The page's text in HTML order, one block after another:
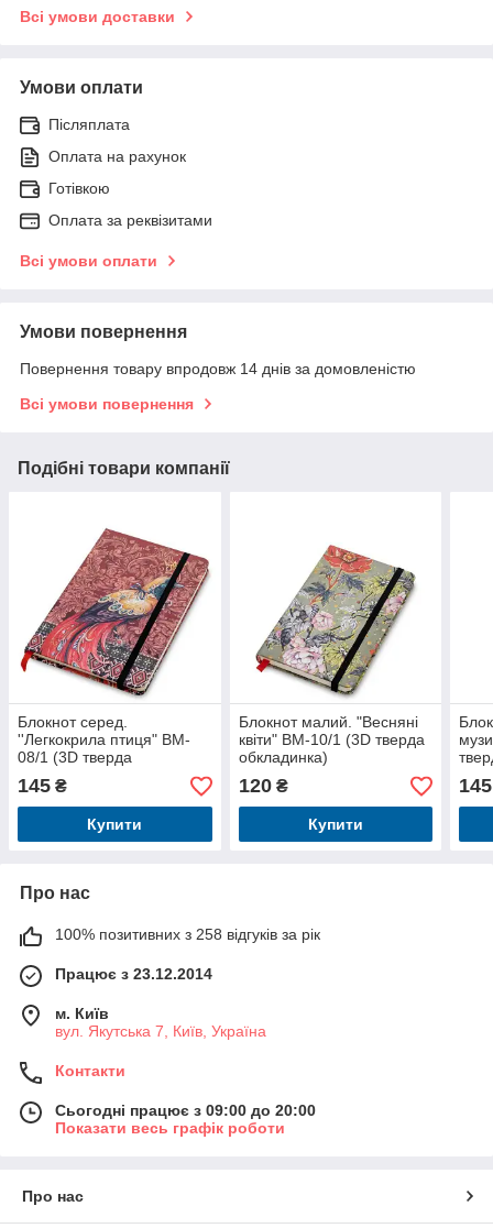
Всі умови доставки
Умови оплати
Післяплата
Оплата на рахунок
Готівкою
Оплата за реквізитами
Всі умови оплати
Умови повернення
Повернення товару впродовж 14 днів за домовленістю
Всі умови повернення
Подібні товари компанії
Блокнот серед.
''Легкокрила птиця" BM-
08/1 (3D тверда
обкладинка)
145 ₴
Купити
Блокнот малий. "Весняні
квіти" BM-10/1 (3D тверда
обкладинка)
120₴
Купити
145
Про нас
100% позитивних з 258 відгуків за рік
Працює з 23.12.2014
м. Київ
вул. Якутська 7, Київ, Україна
Контакти
Сьогодні працює з 09:00 до 20:00
Показати весь графік роботи
Про нас